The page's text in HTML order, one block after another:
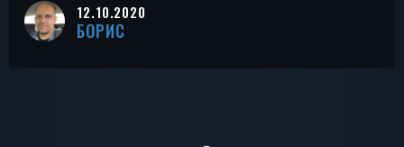
12.10.2020
БОРИС